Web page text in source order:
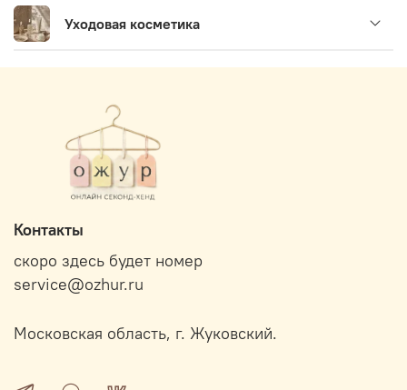
Уходовая косметика
Контакты
скоро здесь будет номер
service@ozhur.ru
Московская область, г. Жуковский.